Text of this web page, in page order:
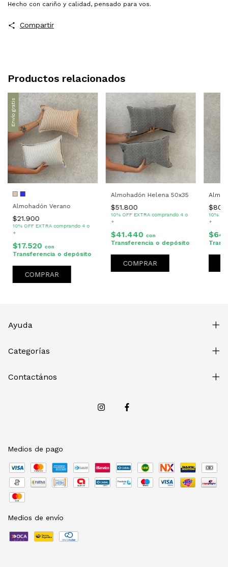
Hecho con cariño y calidad, pensado para vos.
Compartir
Productos relacionados
Envío gratis
Almohadón Verano
$21.900
10% OFF EXTRA comprando 4 o
+
$17.520 con
Transferencia o depósito
COMPRAR
Almohadón Helena 50x35
$51.800
10% OFF EXTRA comprando 4 o
+
$41.440 con
Transferencia o depósito
10%
+
Ayuda
Categorías
Contactános
Medios de pago
Medios de envío